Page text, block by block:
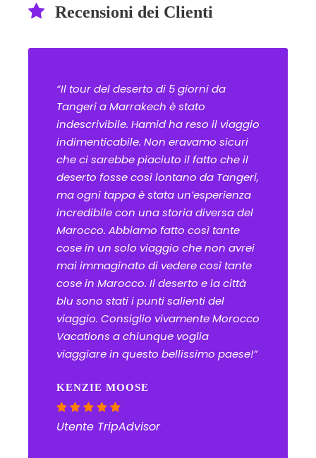
Recensioni dei Clienti
“Il tour del deserto di 5 giorni da
Tangeri a Marrakech è stato
indescrivibile. Hamid ha reso il viaggio
indimenticabile. Non eravamo sicuri
che ci sarebbe piaciuto il fatto che il
deserto fosse così lontano da Tangeri,
ma ogni tappa è stata un’esperienza
incredibile con una storia diversa del
Marocco. Abbiamo fatto così tante
cose in un solo viaggio che non avrei
mai immaginato di vedere così tante
cose in Marocco. Il deserto e la città
blu sono stati i punti salienti del
viaggio. Consiglio vivamente Morocco
Vacations a chiunque voglia
viaggiare in questo bellissimo paese!”
KENZIE MOOSE
Utente TripAdvisor